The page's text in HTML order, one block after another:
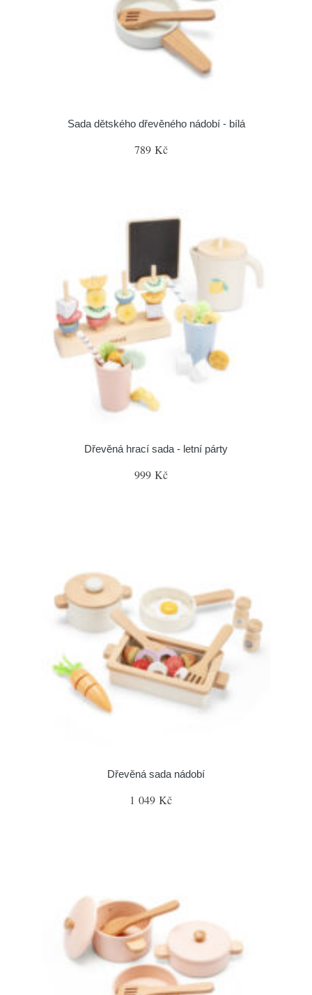
Sada dětského dřevěného nádobí - bílá
789 Kč
Dřevěná hrací sada - letní párty
999 Kč
Dřevěná sada nádobí
1 049 Kč